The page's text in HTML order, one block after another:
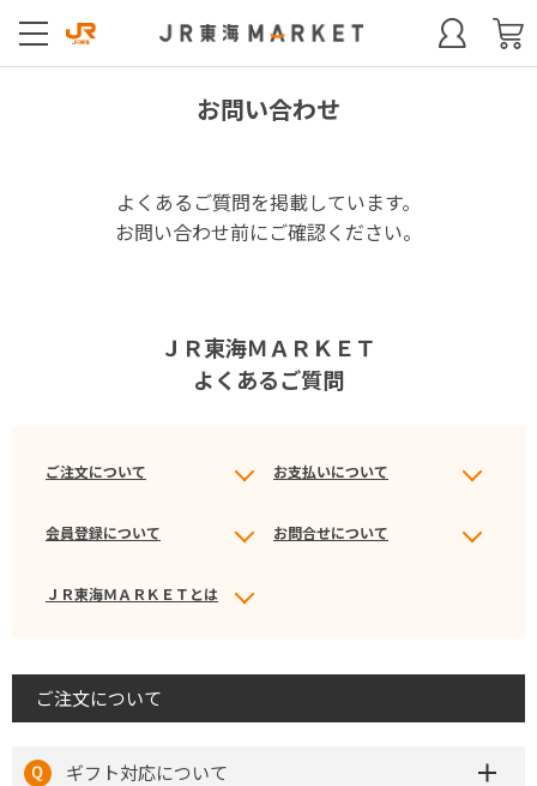
お問い合わせ
よくあるご質問を掲載しています。
お問い合わせ前にご確認ください。
ＪＲ東海ＭＡＲＫＥＴ
よくあるご質問
ご注文について お支払いについて
会員登録について お問合せについて
ＪＲ東海ＭＡＲＫＥＴとは
ご注文について
ギフト対応について